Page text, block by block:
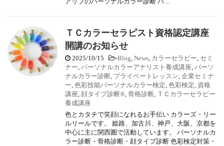
ＴＣカラーセラピスト資格認定講座
開講のお知らせ
2025/10/15 -Blog, News, カラーセラピー, セミ
ナー, パーソナルカラーアナリスト養成講座, パーソ
ナルカラー診断, プライベートレッスン, 企業セミナ
ー, 色彩技能パーソナルカラー検定, 色彩検定, 資格
講座, 顔タイプ診断®, 骨格診断, ＴＣカラーセラピー
養成講座
色とカタチで笑顔になれるお手伝い カラーズ・リー
ルリールです。 姫路、加古川、神戸、大阪、京都を
中心に主に関西圏で活動しています。 パーソナルカ
ラー診断・骨格診断・顔タイプ診断 色彩検定対策・